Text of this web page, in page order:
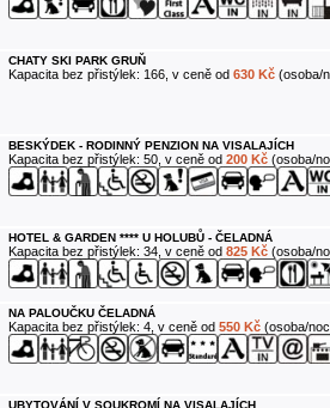
CHATY SKI PARK GRUŇ
Kapacita bez přistýlek: 166, v ceně od 630 Kč(osoba/
BESKÝDEK - RODINNÝ PENZION NA VISALAJÍCH
Kapacita bez přistýlek: 50, v ceně od 200 Kč(osoba/
HOTEL & GARDEN **** U HOLUBŮ - ČELADNÁ
Kapacita bez přistýlek: 34, v ceně od 825 Kč(osoba/
NA PALOUČKU ČELADNÁ
Kapacita bez přistýlek: 4, v ceně od 550 Kč(osoba/
UBYTOVÁNÍ V SOUKROMÍ NA VISALAJÍCH